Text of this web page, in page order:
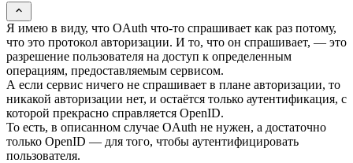
Я имею в виду, что OAuth что-то спрашивает как раз потому,
что это протокол авторизации. И то, что он спрашивает, — это
разрешение пользователя на доступ к определенным
операциям, предоставляемым сервисом.
А если сервис ничего не спрашивает в плане авторизации, то
никакой авторизации нет, и остаётся только аутентификация, с
которой прекрасно справляется OpenID.
То есть, в описанном случае OAuth не нужен, а достаточно
только OpenID — для того, чтобы аутентифицировать
пользователя.